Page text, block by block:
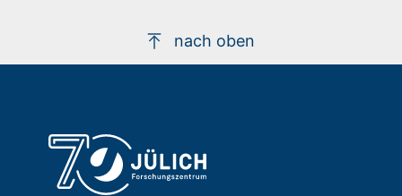
nach oben